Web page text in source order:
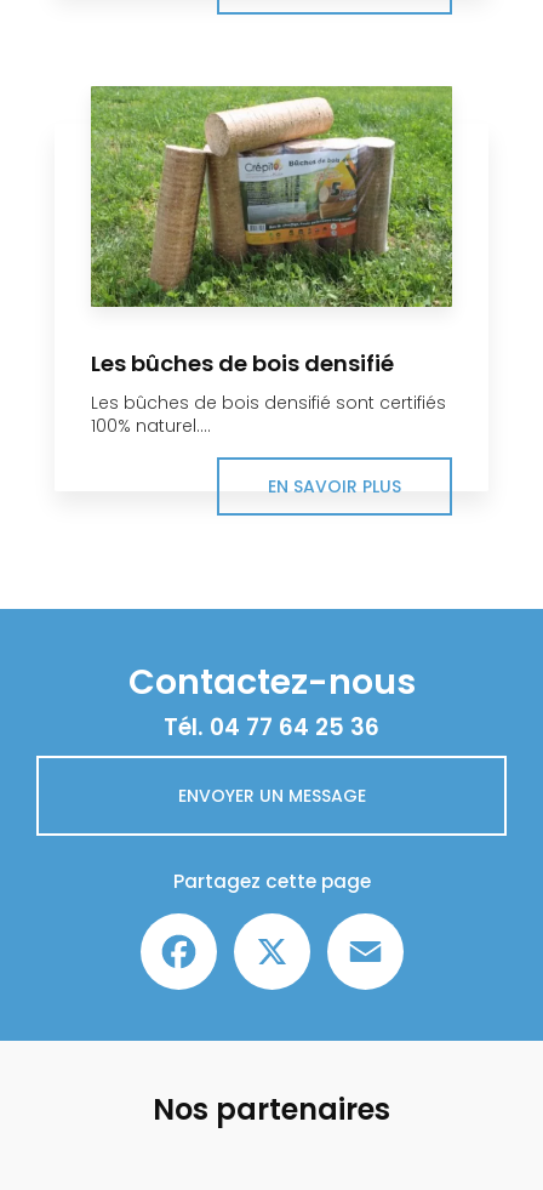
Les bûches de bois densifié
Les bûches de bois densifié sont certifiés
100% naturel....
EN SAVOIR PLUS
Contactez-nous
Tél. 04 77 64 25 36
ENVOYER UN MESSAGE
Partagez cette page
Facebook
Nos partenaires